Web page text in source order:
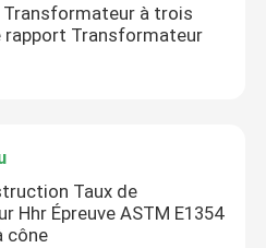
Transformateur à trois
Transformateur
Taux de
Hhr Épreuve ASTM E1354
cône